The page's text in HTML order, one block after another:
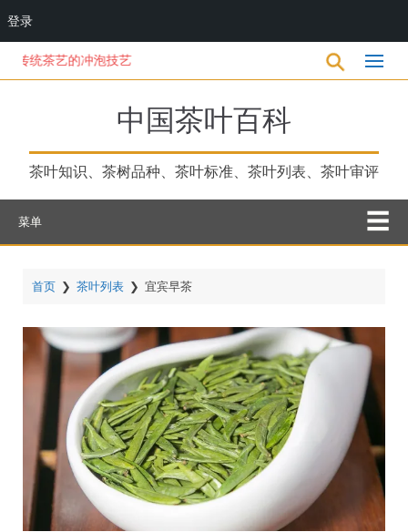
到
的冲泡技艺
中国茶叶百科
茶叶知识、茶树品种、茶叶标准、茶叶列表、茶叶审评
菜单
首页 ❯ 茶叶列表 ❯ 宜宾早茶
登录